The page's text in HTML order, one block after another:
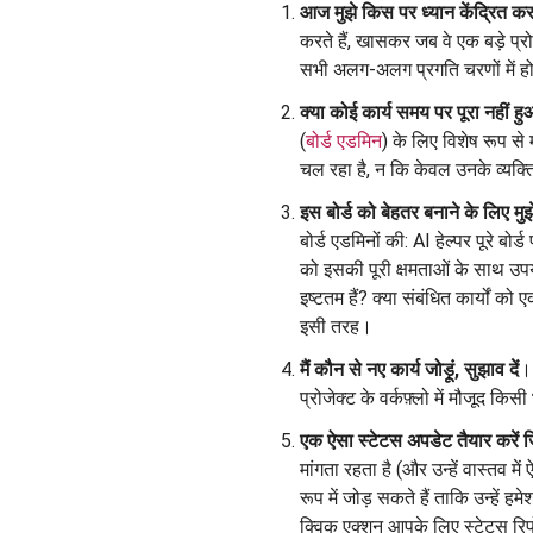
आज मुझे किस पर ध्यान केंद्रित
करते हैं, खासकर जब वे एक बड़े
सभी अलग-अलग प्रगति चरणों में
क्या कोई कार्य समय पर पूरा नहीं
(बोर्ड एडमिन) के लिए विशेष रूप से
चल रहा है, न कि केवल उनके
इस बोर्ड को बेहतर बनाने के लिए
बोर्ड एडमिनों की: AI हेल्पर पूरे
को इसकी पूरी क्षमताओं के साथ
इष्टतम हैं? क्या संबंधित कार्यों
इसी तरह।
मैं कौन से नए कार्य जोड़ूं, सुझाव दें।
प्रोजेक्ट के वर्कफ़्लो में मौजूद
एक ऐसा स्टेटस अपडेट तैयार करें
मांगता रहता है (और उन्हें वास्तव
रूप में जोड़ सकते हैं ताकि उन्हें
क्विक एक्शन आपके लिए स्टेटस